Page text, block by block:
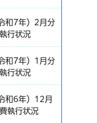
和7年）2月分
行状況
和7年）1月分
行状況
和6年）12月
執行状況